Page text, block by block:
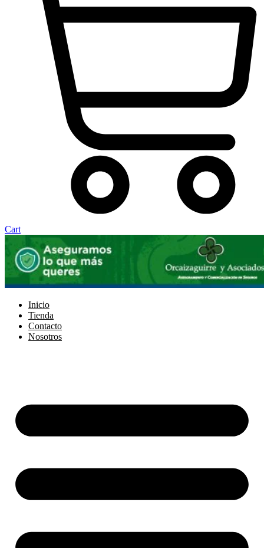
Cart
Inicio
Tienda
Contacto
Nosotros